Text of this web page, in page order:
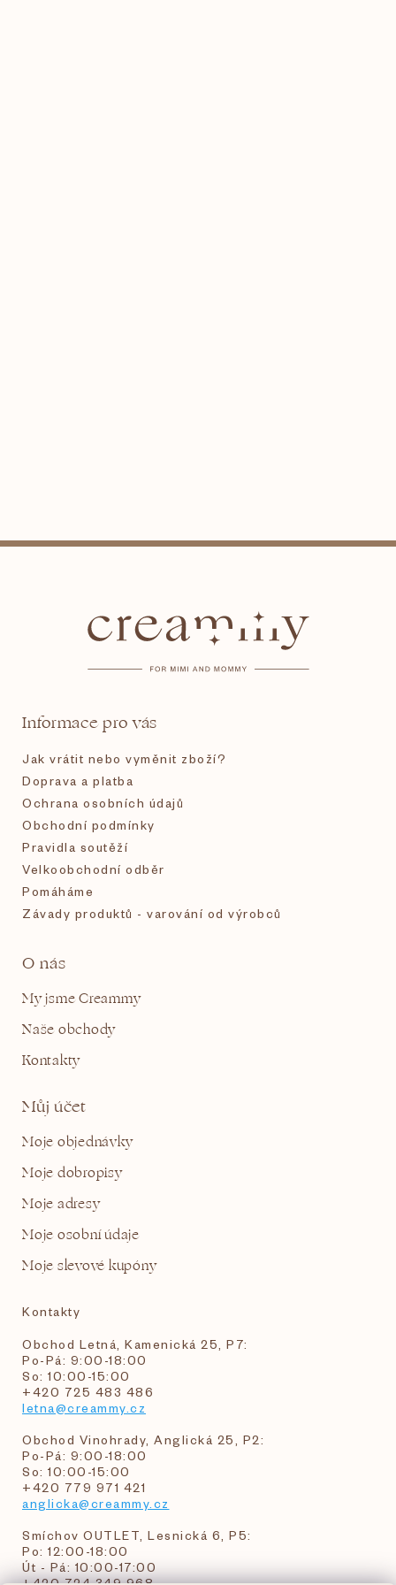
Informace pro vás
Jak vrátit nebo vyměnit zboží?
Doprava a platba
Ochrana osobních údajů
Obchodní podmínky
Pravidla soutěží
Velkoobchodní odběr
Pomáháme
Závady produktů - varování od výrobců
O nás
My jsme Creammy
Naše obchody
Kontakty
Můj účet
Moje objednávky
Moje dobropisy
Moje adresy
Moje osobní údaje
Moje slevové kupóny
Kontakty
Obchod Letná, Kamenická 25, P7:
Po-Pá: 9:00-18:00
So: 10:00-15:00
+420 725 483 486
letna@creammy.cz
Obchod Vinohrady, Anglická 25, P2:
Po-Pá: 9:00-18:00
So: 10:00-15:00
+420 779 971 421
anglicka@creammy.cz
Smíchov OUTLET, Lesnická 6, P5:
Po: 12:00-18:00
Út - Pá: 10:00-17:00